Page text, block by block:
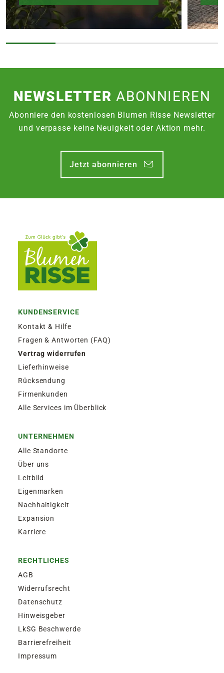
NEWSLETTERABONNIEREN
Abonniere den kostenlosen Blumen Risse Newsletter
und verpasse keine Neuigkeit oder Aktion mehr.
Jetzt abonnieren
KUNDENSERVICE
Kontakt & Hilfe
Fragen & Antworten (FAQ)
Vertrag widerrufen
Lieferhinweise
Rücksendung
Firmenkunden
Alle Services im Überblick
UNTERNEHMEN
Alle Standorte
Über uns
Leitbild
Eigenmarken
Nachhaltigkeit
Expansion
Karriere
RECHTLICHES
AGB
Widerrufsrecht
Datenschutz
Hinweisgeber
LkSG Beschwerde
Barrierefreiheit
Impressum